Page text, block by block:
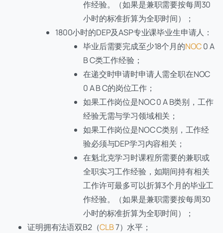
作经验。（如果是兼职需要按每周30
小时的标准折算为全职时间）；
1800小时的DEP及ASP专业课毕业生申请人：
毕业后需要完成至少18个月的NOC0 A
B C类工作经验；
在递交时申请时申请人需全职在NOC
0 A B C的岗位工作；
如果工作岗位是NOC 0 A B类别，工作
经验无需与学习领域相关；
如果工作岗位是NOC C类别，工作经
验必须与DEP学习内容相关；
在魁北克学习时课程所需要的兼职或
全职实习工作经验，如期间持有相关
工作许可最多可以折算3个月的毕业工
作经验。（如果是兼职需要按每周30
小时的标准折算为全职时间）；
证明拥有法语双B2（CLB7）水平；